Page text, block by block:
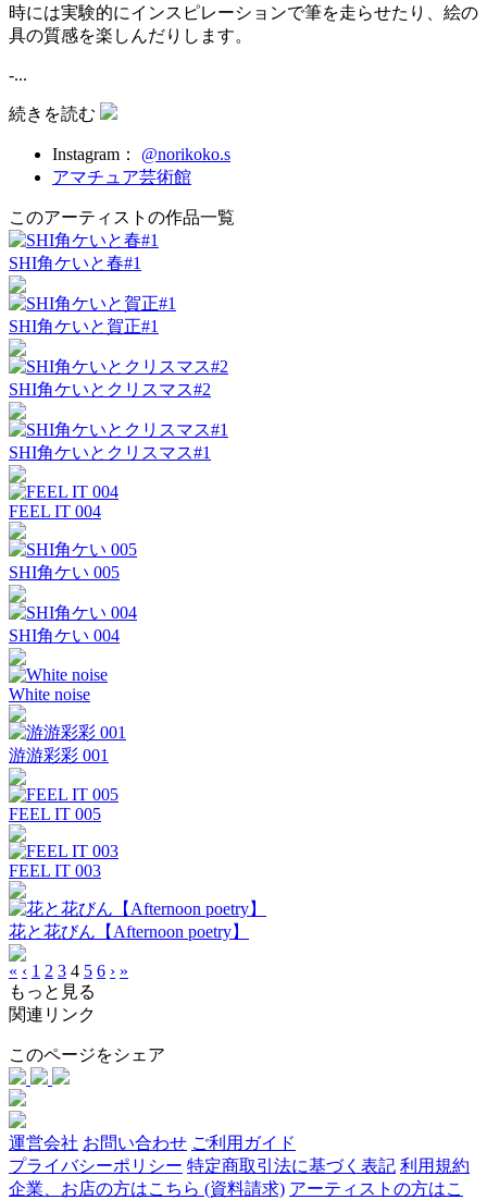
時には実験的にインスピレーションで筆を走らせたり、絵の
具の質感を楽しんだりします。
-...
続きを読む
Instagram： @norikoko.s
アマチュア芸術館
このアーティストの作品一覧
SHI角ケいと春#1
SHI角ケいと賀正#1
SHI角ケいとクリスマス#2
SHI角ケいとクリスマス#1
FEEL IT 004
SHI角ケい 005
SHI角ケい 004
White noise
游游彩彩 001
FEEL IT 005
FEEL IT 003
花と花びん【Afternoon poetry】
« ‹ 1 2 3 4 5 6 › »
もっと見る
関連リンク
このページをシェア
運営会社 お問い合わせ ご利用ガイド
プライバシーポリシー 特定商取引法に基づく表記 利用規約
企業、お店の方はこちら (資料請求) アーティストの方はこ